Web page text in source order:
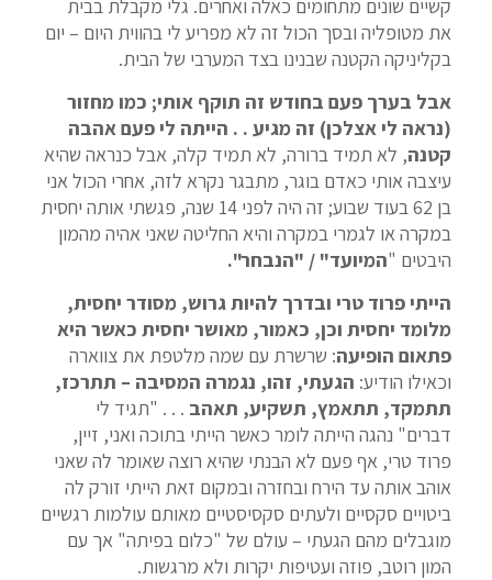
קשיים שונים מתחומים כאלה ואחרים. גלי מקבלת בבית
את מטופליה ובסך הכול זה לא מפריע לי בהווית היום – יום
בקליניקה הקטנה שבנינו בצד המערבי של הבית.
אבל בערך פעם בחודש זה תוקף אותי; כמו מחזור
(נראה לי אצלכן) זה מגיע . . הייתה לי פעם אהבה
קטנה, לא תמיד ברורה, לא תמיד קלה, אבל כנראה שהיא
עיצבה אותי כאדם בוגר, מתבגר נקרא לזה, אחרי הכול אני
בן 62 בעוד שבוע; זה היה לפני 14 שנה, פגשתי אותה יחסית
במקרה או לגמרי במקרה והיא החליטה שאני אהיה מהמון
היבטים "המיועד" / "הנבחר".
הייתי פרוד טרי ובדרך להיות גרוש, מסודר יחסית,
מלומד יחסית וכן, כאמור, מאושר יחסית כאשר היא
פתאום הופיעה: שרשרת עם שמה מלטפת את צווארה
וכאילו הודיע: הגעתי, זהו, נגמרה המסיבה – תתרכז,
תתמקד, תתאמץ, תשקיע, תאהב . . . "תגיד לי
דברים" נהגה הייתה לומר כאשר הייתי בתוכה ואני, זיין,
פרוד טרי, אף פעם לא הבנתי שהיא רוצה שאומר לה שאני
אוהב אותה עד הירח ובחזרה ובמקום זאת הייתי זורק לה
ביטויים סקסיים ולעתים סקסיסטיים מאותם עולמות רגשיים
מוגבלים מהם הגעתי – עולם של "כלום בפיתה" אך עם
המון רוטב, פוזה ועטיפות יקרות ולא מרגשות.